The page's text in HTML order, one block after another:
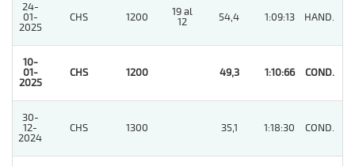
24-
01-
2025
CHS 1200
19 al
12
54,4 1:09:13 HAND.
10-
01-
2025
CHS 1200 49,3 1:10:66 COND.
30-
12-
2024
CHS 1300 35,1 1:18:30 COND.